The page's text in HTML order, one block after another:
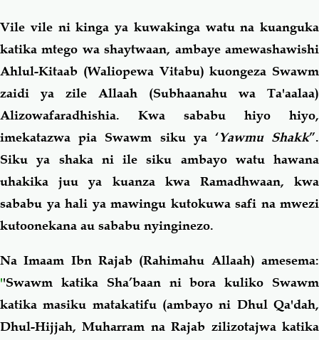
Vile vile ni kinga ya kuwakinga watu na kuanguka
katika mtego wa shaytwaan, ambaye amewashawishi
Ahlul-Kitaab (Waliopewa Vitabu) kuongeza Swawm
zaidi ya zile Allaah (Subhaanahu wa Ta'aalaa)
Alizowafaradhishia. Kwa sababu hiyo hiyo,
imekatazwa pia Swawm siku ya ‘Yawmu Shakk”.
Siku ya shaka ni ile siku ambayo watu hawana
uhakika juu ya kuanza kwa Ramadhwaan, kwa
sababu ya hali ya mawingu kutokuwa safi na mwezi
kutoonekana au sababu nyinginezo.
Na Imaam Ibn Rajab (Rahimahu Allaah) amesema:
''Swawm katika Sha’baan ni bora kuliko Swawm
katika masiku matakatifu (ambayo ni Dhul Qa'dah,
Dhul-Hijjah, Muharram na Rajab zilizotajwa katika